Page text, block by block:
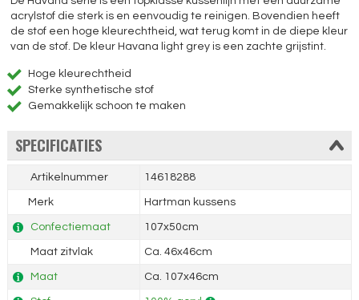
acrylstof die sterk is en eenvoudig te reinigen. Bovendien heeft
de stof een hoge kleurechtheid, wat terug komt in de diepe kleur
van de stof. De kleur Havana light grey is een zachte grijstint.
Hoge kleurechtheid
Sterke synthetische stof
Gemakkelijk schoon te maken
SPECIFICATIES
Artikelnummer 14618288
Merk Hartman kussens
Confectiemaat 107x50cm
Maat zitvlak Ca. 46x46cm
Maat Ca. 107x46cm